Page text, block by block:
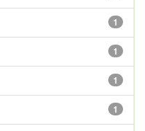
1
1
1
1